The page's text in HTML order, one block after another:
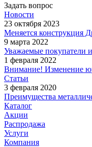
Задать вопрос
Новости
23 октября 2023
Меняется конструкция
9 марта 2022
Уважаемые покупатели
1 февраля 2022
Внимание! Изменение
Статьи
3 февраля 2020
Преимущества
Каталог
Акции
Распродажа
Услуги
Компания